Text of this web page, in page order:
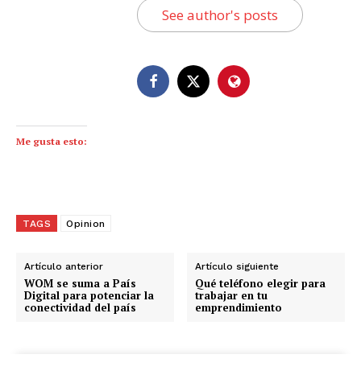
See author's posts
Me gusta esto:
TAGS Opinion
Artículo anterior
WOM se suma a País
Digital para potenciar la
conectividad del país
Artículo siguiente
Qué teléfono elegir para
trabajar en tu
emprendimiento